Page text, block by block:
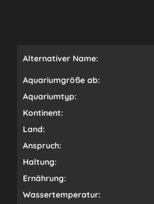
Alternativer Name:
Aquariumgröße ab:
Aquariumtyp:
Kontinent:
Land:
Anspruch:
Haltung:
Ernährung:
Wassertemperatur: